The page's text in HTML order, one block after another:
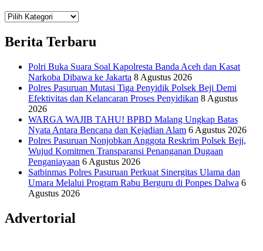
Teknologi
Berita Terbaru
Polri Buka Suara Soal Kapolresta Banda Aceh dan Kasat
Narkoba Dibawa ke Jakarta 8 Agustus 2026
Polres Pasuruan Mutasi Tiga Penyidik Polsek Beji Demi
Efektivitas dan Kelancaran Proses Penyidikan 8 Agustus
2026
WARGA WAJIB TAHU! BPBD Malang Ungkap Batas
Nyata Antara Bencana dan Kejadian Alam 6 Agustus 2026
Polres Pasuruan Nonjobkan Anggota Reskrim Polsek Beji,
Wujud Komitmen Transparansi Penanganan Dugaan
Penganiayaan 6 Agustus 2026
Satbinmas Polres Pasuruan Perkuat Sinergitas Ulama dan
Umara Melalui Program Rabu Berguru di Ponpes Dalwa 6
Agustus 2026
Advertorial